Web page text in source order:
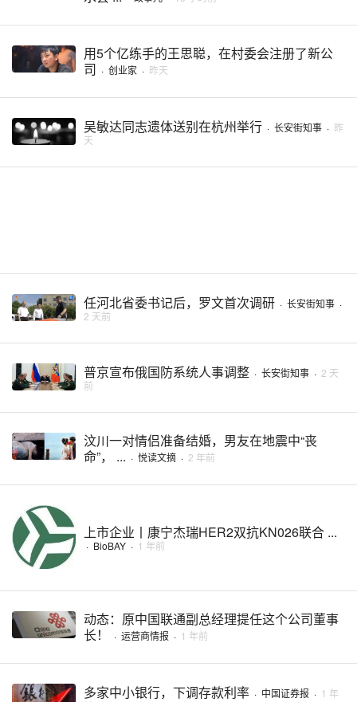
用5个亿练手的王思聪，在村委会注册了新公
司 · 创业家 · 昨天
吴敏达同志遗体送别在杭州举行 · 长安街知事 · 昨
天
任河北省委书记后，罗文首次调研 · 长安街知事 ·
2 天前
普京宣布俄国防系统人事调整 · 长安街知事 · 2 天
前
汶川一对情侣准备结婚，男友在地震中“丧
命”， ... · 悦读文摘 · 2 年前
上市企业丨康宁杰瑞HER2双抗KN026联合 ...
· BioBAY · 1 年前
动态：原中国联通副总经理提任这个公司董事
长！
· 运营商情报 · 1 年前
多家中小银行，下调存款利率 · 中国证券报 · 1 年